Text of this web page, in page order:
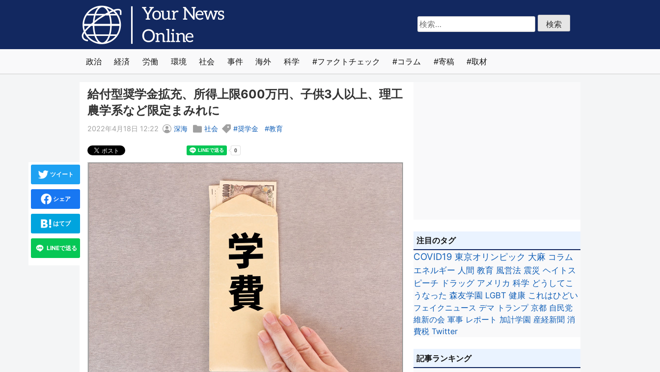
検
索:
政治 経済 労働 環境 社会 事件 海外 科学 ファクトチェック コラム 寄稿 取材
給付型奨学金拡充、所得上限600万円、子供3人以上、理工
農学系など限定まみれに
2022年4月18日 12:22 深海 社会 奨学金 教育
ツイート
シェア
はてブ
LINEで送る
注目のタグ
COVID19 東京オリンピック 大麻 コラム
エネルギー 人間 教育 風営法 震災 ヘイトス
ピーチ ドラッグ アメリカ 科学 どうしてこ
うなった 森友学園 LGBT 健康 これはひどい
フェイクニュース デマ トランプ 京都 自民党
維新の会 軍事 レポート 加計学園 産経新聞 消
費税 Twitter
記事ランキング